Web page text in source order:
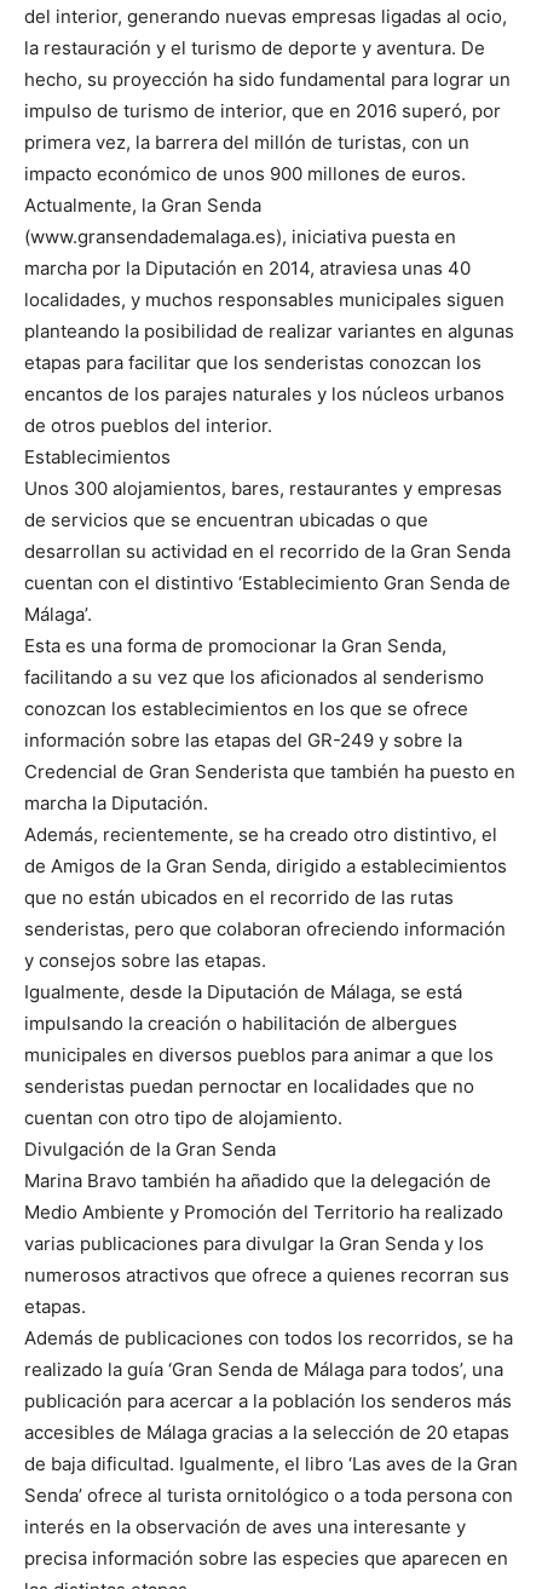
del interior, generando nuevas empresas ligadas al ocio,
la restauración y el turismo de deporte y aventura. De
hecho, su proyección ha sido fundamental para lograr un
impulso de turismo de interior, que en 2016 superó, por
primera vez, la barrera del millón de turistas, con un
impacto económico de unos 900 millones de euros.
Actualmente, la Gran Senda
(www.gransendademalaga.es), iniciativa puesta en
marcha por la Diputación en 2014, atraviesa unas 40
localidades, y muchos responsables municipales siguen
planteando la posibilidad de realizar variantes en algunas
etapas para facilitar que los senderistas conozcan los
encantos de los parajes naturales y los núcleos urbanos
de otros pueblos del interior.
Establecimientos
Unos 300 alojamientos, bares, restaurantes y empresas
de servicios que se encuentran ubicadas o que
desarrollan su actividad en el recorrido de la Gran Senda
cuentan con el distintivo ‘Establecimiento Gran Senda de
Málaga’.
Esta es una forma de promocionar la Gran Senda,
facilitando a su vez que los aficionados al senderismo
conozcan los establecimientos en los que se ofrece
información sobre las etapas del GR-249 y sobre la
Credencial de Gran Senderista que también ha puesto en
marcha la Diputación.
Además, recientemente, se ha creado otro distintivo, el
de Amigos de la Gran Senda, dirigido a establecimientos
que no están ubicados en el recorrido de las rutas
senderistas, pero que colaboran ofreciendo información
y consejos sobre las etapas.
Igualmente, desde la Diputación de Málaga, se está
impulsando la creación o habilitación de albergues
municipales en diversos pueblos para animar a que los
senderistas puedan pernoctar en localidades que no
cuentan con otro tipo de alojamiento.
Divulgación de la Gran Senda
Marina Bravo también ha añadido que la delegación de
Medio Ambiente y Promoción del Territorio ha realizado
varias publicaciones para divulgar la Gran Senda y los
numerosos atractivos que ofrece a quienes recorran sus
etapas.
Además de publicaciones con todos los recorridos, se ha
realizado la guía ‘Gran Senda de Málaga para todos’, una
publicación para acercar a la población los senderos más
accesibles de Málaga gracias a la selección de 20 etapas
de baja dificultad. Igualmente, el libro ‘Las aves de la Gran
Senda’ ofrece al turista ornitológico o a toda persona con
interés en la observación de aves una interesante y
precisa información sobre las especies que aparecen en